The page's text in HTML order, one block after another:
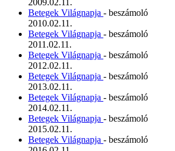
Betegek Világnapja - beszámoló
2010.02.11.
Betegek Világnapja - beszámoló
2011.02.11.
Betegek Világnapja - beszámoló
2012.02.11.
Betegek Világnapja - beszámoló
2013.02.11.
Betegek Világnapja - beszámoló
2014.02.11.
Betegek Világnapja - beszámoló
2015.02.11.
Betegek Világnapja - beszámoló